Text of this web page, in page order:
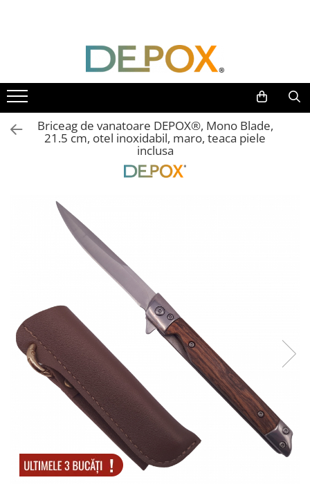
Toate Produsele
SPORT & TIMP LIBER
AUTOAPARARE
Pumnaluri si boxuri
Bastoane telescopice si nunceaguri
Seturi & accesorii autoaparare
VANATOARE, DRUMETII & CAMPING
Cutite vanatoare
Briceaguri fluture & antrenament
Accesorii tactice si sport
Accesori camping & drumetii
Lanterne
Topor camping
Seturi de cutite & accesorii
vanatoare si tactice
BINOCLURI & LUNETE
Prastii profesionale de vanatoare
Rucsacuri si huse
Bile metalice
Briceag de vanatoare DEPOX®, Mono Blade,
21.5 cm, otel inoxidabil, maro, teaca piele
inclusa